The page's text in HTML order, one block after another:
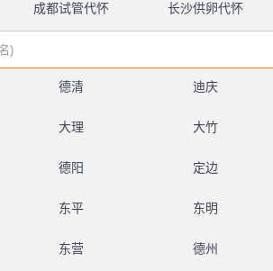
成都试管代怀 长沙供卵代怀
)
德清 迪庆
大理 大竹
德阳 定边
东平 东明
东营 德州